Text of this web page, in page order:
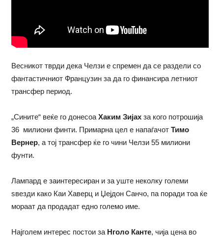
Весникот тврди дека Челзи е спремен да се раздели со
фантастичниот Французин за да го финансира летниот
трансфер период.
„Сините“ веќе го донесоа Хаким Зијахза кого потрошија
36 милиони финти. Примарна цел е напаѓачот Тимо
Вернер, а тој трансфер ќе го чини Челзи 55 милиони
фунти.
Лампард е заинтересиран и за уште неколку големи
ѕвезди како Каи Хаверц и Џејдон Санчо, па поради тоа ќе
мораат да продадат едно големо име.
Најголем интерес постои за Нголо Канте, чија цена во